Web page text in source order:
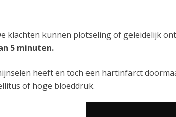
klachten kunnen plotseling of geleidelijk
5 minuten.
heeft en toch een hartinfarct
of hoge bloeddruk.